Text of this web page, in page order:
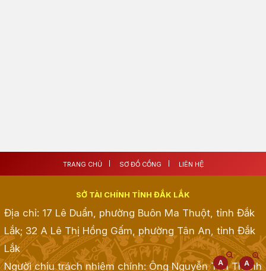
TRANG CHỦ SƠ ĐỒ CỔNG LIÊN HỆ
SỞ TÀI CHÍNH TỈNH ĐẮK LẮK
Địa chỉ: 17 Lê Duẩn, phường Buôn Ma Thuột, tỉnh Đắk
Lắk; 32 A Lê Thị Hồng Gấm, phường Tân An, tỉnh Đắk
Lắk
Người chịu trách nhiệm chính: Ông Nguyễn Tấn Thành